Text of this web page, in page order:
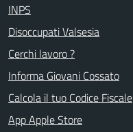
INPS
Disoccupati Valsesia
Cerchi lavoro ?
Informa Giovani Cossato
Calcola il tuo Codice Fiscale
App Apple Store